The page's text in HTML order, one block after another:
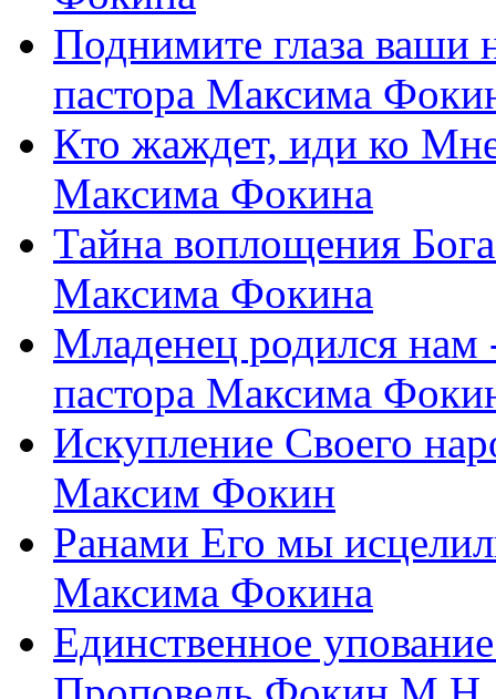
Поднимите глаза ваши
пастора Максима
Кто жаждет, иди ко
Максима Фокина
Тайна воплощения
Максима Фокина
Младенец родился
пастора Максима
Искупление Своего
Максим Фокин
Ранами Его мы
Максима Фокина
Единственное